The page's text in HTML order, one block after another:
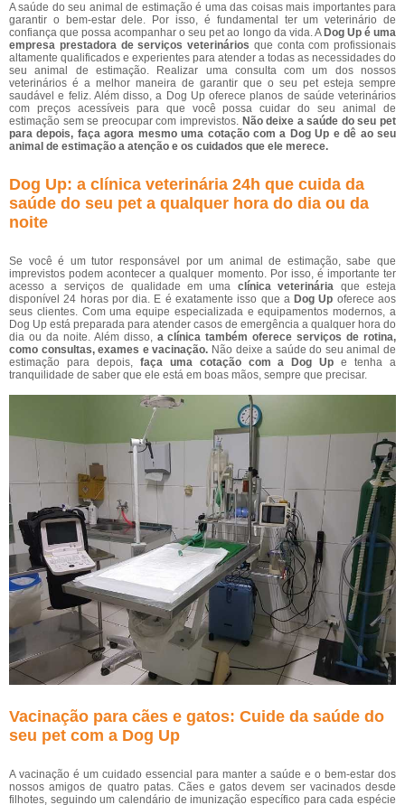
A saúde do seu animal de estimação é uma das coisas mais importantes para
garantir o bem-estar dele. Por isso, é fundamental ter um veterinário de
confiança que possa acompanhar o seu pet ao longo da vida. A Dog Up é uma
empresa prestadora de serviços veterinários que conta com profissionais
altamente qualificados e experientes para atender a todas as necessidades do
seu animal de estimação. Realizar uma consulta com um dos nossos
veterinários é a melhor maneira de garantir que o seu pet esteja sempre
saudável e feliz. Além disso, a Dog Up oferece planos de saúde veterinários
com preços acessíveis para que você possa cuidar do seu animal de
estimação sem se preocupar com imprevistos. Não deixe a saúde do seu pet
para depois, faça agora mesmo uma cotação com a Dog Up e dê ao seu
animal de estimação a atenção e os cuidados que ele merece.
Dog Up: a clínica veterinária 24h que cuida da
saúde do seu pet a qualquer hora do dia ou da
noite
Se você é um tutor responsável por um animal de estimação, sabe que
imprevistos podem acontecer a qualquer momento. Por isso, é importante ter
acesso a serviços de qualidade em uma clínica veterinária que esteja
disponível 24 horas por dia. E é exatamente isso que a Dog Up oferece aos
seus clientes. Com uma equipe especializada e equipamentos modernos, a
Dog Up está preparada para atender casos de emergência a qualquer hora do
dia ou da noite. Além disso, a clínica também oferece serviços de rotina,
como consultas, exames e vacinação. Não deixe a saúde do seu animal de
estimação para depois, faça uma cotação com a Dog Up e tenha a
tranquilidade de saber que ele está em boas mãos, sempre que precisar.
Vacinação para cães e gatos: Cuide da saúde do
seu pet com a Dog Up
A vacinação é um cuidado essencial para manter a saúde e o bem-estar dos
nossos amigos de quatro patas. Cães e gatos devem ser vacinados desde
filhotes, seguindo um calendário de imunização específico para cada espécie